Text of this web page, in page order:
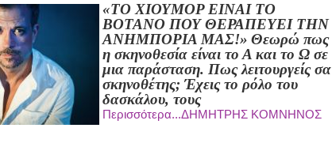
«ΤΟ ΧΙΟΥΜΟΡ ΕΙΝΑΙ ΤΟ
ΒΟΤΑΝΟ ΠΟΥ ΘΕΡΑΠΕΥΕΙ ΤΗΝ
ΑΝΗΜΠΟΡΙΑ ΜΑΣ!» Θεωρώ πως
η σκηνοθεσία είναι το Α και το Ω σε
μια παράσταση. Πως λειτουργείς σα
σκηνοθέτης; Έχεις το ρόλο του
δασκάλου, τους
Περισσότερα...ΔΗΜΗΤΡΗΣ ΚΟΜΝΗΝΟΣ